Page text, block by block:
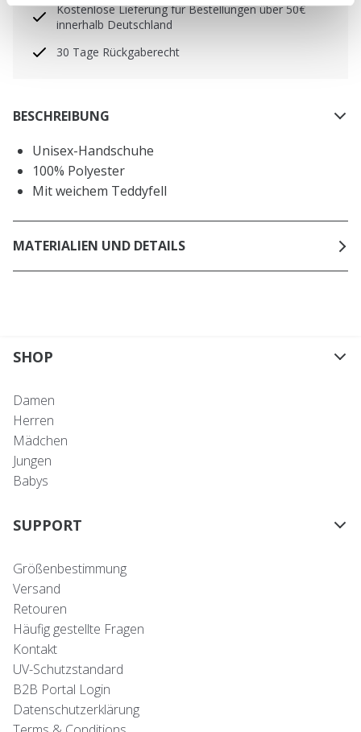
Kostenlose Lieferung für Bestellungen über 50€
innerhalb Deutschland
30 Tage Rückgaberecht
BESCHREIBUNG
Unisex-Handschuhe
100% Polyester
Mit weichem Teddyfell
MATERIALIEN UND DETAILS
SHOP
Damen
Herren
Mädchen
Jungen
Babys
SUPPORT
Größenbestimmung
Versand
Retouren
Häufig gestellte Fragen
Kontakt
UV-Schutzstandard
B2B Portal Login
Datenschutzerklärung